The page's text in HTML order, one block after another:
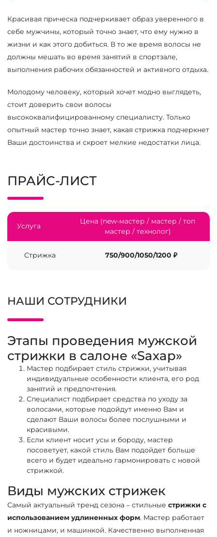
Красивая прическа подчеркивает образ уверенного в
себе мужчины, который точно знает, что ему нужно в
жизни и как этого добиться. В то же время волосы не
должны мешать во время занятий в спортзале,
выполнения рабочих обязанностей и активного отдыха.
Молодому человеку, который хочет модно выглядеть,
стоит доверить свои волосы
высококвалифицированному специалисту. Только
опытный мастер точно знает, какая стрижка подчеркнет
Ваши достоинства и скроет мелкие недостатки лица.
ПРАЙС-ЛИСТ
Услуга
Цена (new-мастер / мастер / топ
мастер / технолог)
Стрижка 750/900/1050/1200 ₽
НАШИ СОТРУДНИКИ
Этапы проведения мужской
стрижки в салоне «Saxap»
Мастер подбирает стиль стрижки, учитывая
индивидуальные особенности клиента, его род
занятий и предпочтения.
Специалист подбирает средства по уходу за
волосами, которые подойдут именно Вам и
сделают Ваши волосы более послушными и
красивыми.
Если клиент носит усы и бороду, мастер
посоветует, какой стиль Вам подойдет больше
всего и будет идеально гармонировать с новой
стрижкой.
Виды мужских стрижек
Самый актуальный тренд сезона – стильные стрижки с
использованием удлиненных форм. Мастер работает
и ножницами, и машинкой. Качественно выполненная